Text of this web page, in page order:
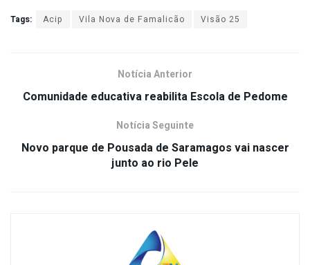
Tags: Acip Vila Nova de Famalicão Visão 25
Notícia Anterior
Comunidade educativa reabilita Escola de Pedome
Notícia Seguinte
Novo parque de Pousada de Saramagos vai nascer
junto ao rio Pele